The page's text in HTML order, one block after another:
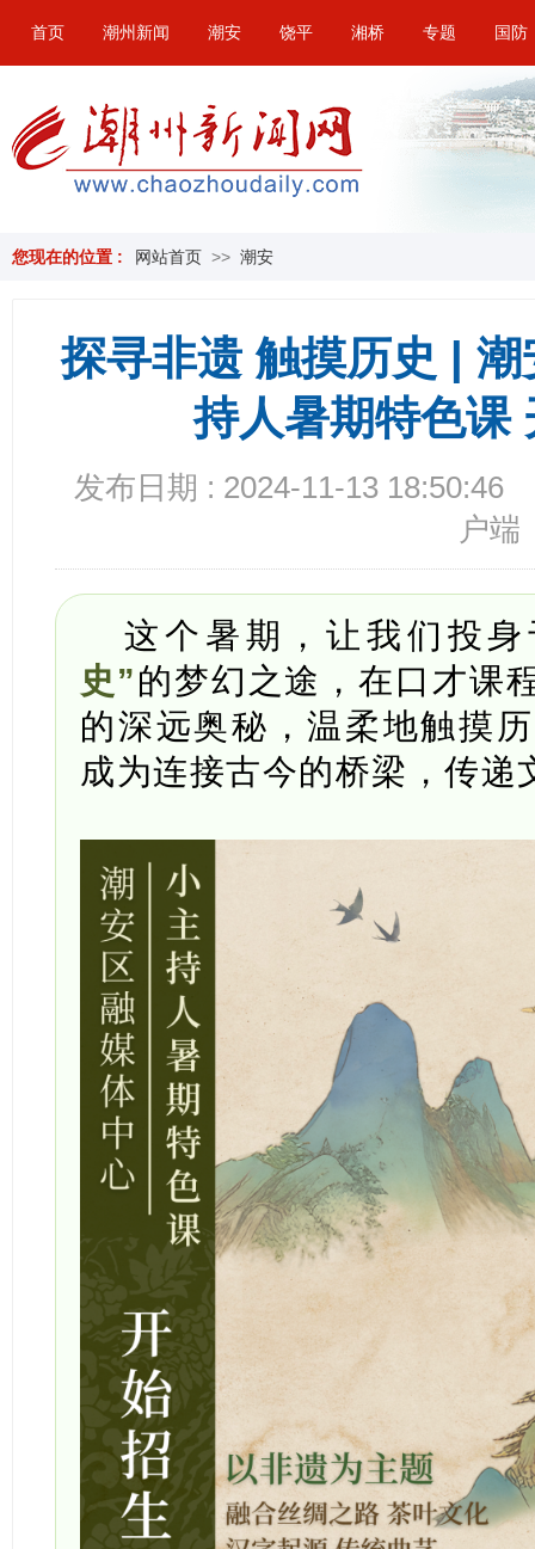
首页 潮州新闻 潮安 饶平 湘桥 专题 国防
您现在的位置 : 网站首页 >> 潮安
探寻非遗 触摸历史 |
持人暑期特色
发布日期 : 2024-11-13 18:50:46
户端
这个暑期，让我们投
史”的梦幻之途，在口才课
的深远奥秘，温柔地触摸
成为连接古今的桥梁，传递